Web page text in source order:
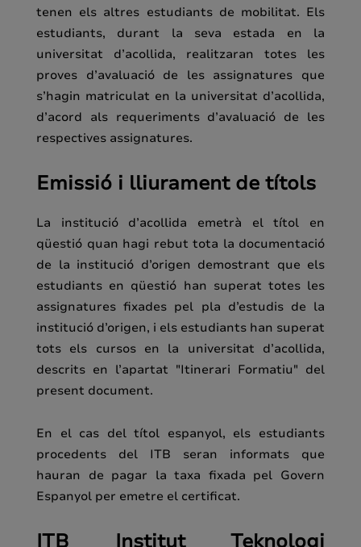
tenen els altres estudiants de mobilitat. Els
estudiants, durant la seva estada en la
universitat d’acollida, realitzaran totes les
proves d’avaluació de les assignatures que
s’hagin matriculat en la universitat d’acollida,
d’acord als requeriments d’avaluació de les
respectives assignatures.
Emissió i lliurament de títols
La institució d’acollida emetrà el títol en
qüestió quan hagi rebut tota la documentació
de la institució d’origen demostrant que els
estudiants en qüestió han superat totes les
assignatures fixades pel pla d’estudis de la
institució d’origen, i els estudiants han superat
tots els cursos en la universitat d’acollida,
descrits en l’apartat "Itinerari Formatiu" del
present document.
En el cas del títol espanyol, els estudiants
procedents del ITB seran informats que
hauran de pagar la taxa fixada pel Govern
Espanyol per emetre el certificat.
ITB Institut Teknologi